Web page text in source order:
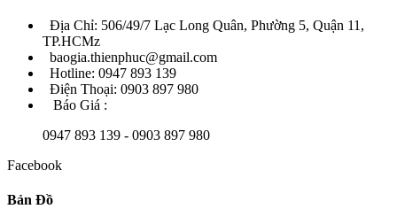
Địa Chỉ: 506/49/7 Lạc Long Quân, Phường 5, Quận 11,
TP.HCMz
baogia.thienphuc@gmail.com
Hotline: 0947 893 139
Điện Thoại: 0903 897 980
Báo Giá :
0947 893 139 - 0903 897 980
Facebook
Bản Đồ